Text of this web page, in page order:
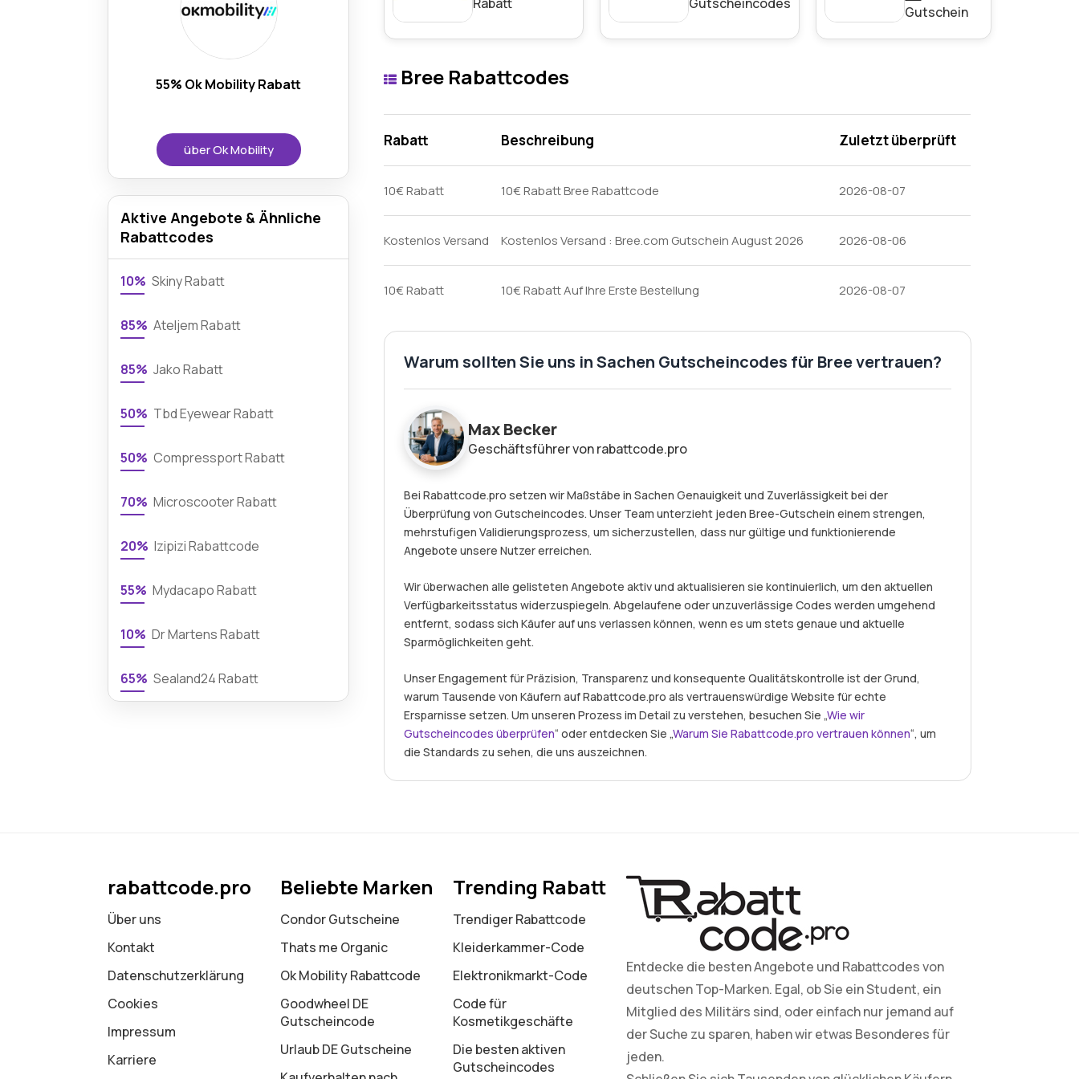
Gutschein
Bree Rabattcodes
Rabatt Beschreibung Zuletzt überprüft
10€ Rabatt 10€ Rabatt Bree Rabattcode 2026-08-07
Kostenlos Versand Kostenlos Versand : Bree.com Gutschein August 2026 2026-08-06
10€ Rabatt 10€ Rabatt Auf Ihre Erste Bestellung 2026-08-07
Warum sollten Sie uns in Sachen Gutscheincodes für Bree vertrauen?
Max Becker
Geschäftsführer von rabattcode.pro
Bei Rabattcode.pro setzen wir Maßstäbe in Sachen Genauigkeit und Zuverlässigkeit bei der
Überprüfung von Gutscheincodes. Unser Team unterzieht jeden Bree-Gutschein einem strengen,
mehrstufigen Validierungsprozess, um sicherzustellen, dass nur gültige und funktionierende
Angebote unsere Nutzer erreichen.
Wir überwachen alle gelisteten Angebote aktiv und aktualisieren sie kontinuierlich, um den aktuellen
Verfügbarkeitsstatus widerzuspiegeln. Abgelaufene oder unzuverlässige Codes werden umgehend
entfernt, sodass sich Käufer auf uns verlassen können, wenn es um stets genaue und aktuelle
Sparmöglichkeiten geht.
Unser Engagement für Präzision, Transparenz und konsequente Qualitätskontrolle ist der Grund,
warum Tausende von Käufern auf Rabattcode.pro als vertrauenswürdige Website für echte
Ersparnisse setzen. Um unseren Prozess im Detail zu verstehen, besuchen Sie „Wie wir
Gutscheincodes überprüfen“ oder entdecken Sie „Warum Sie Rabattcode.pro vertrauen können“, um
die Standards zu sehen, die uns auszeichnen.
55% Ok Mobility Rabatt
über Ok Mobility
Aktive Angebote & Ähnliche
Rabattcodes
10% Skiny Rabatt
85% Ateljem Rabatt
85% Jako Rabatt
50% Tbd Eyewear Rabatt
50% Compressport Rabatt
70% Microscooter Rabatt
20% Izipizi Rabattcode
55% Mydacapo Rabatt
10% Dr Martens Rabatt
65% Sealand24 Rabatt
rabattcode.pro
Über uns
Kontakt
Datenschutz­erklärung
Cookies
Impressum
Karriere
Beliebte Marken
Condor Gutscheine
Thats me Organic
Ok Mobility Rabattcode
Goodwheel DE
Gutscheincode
Urlaub DE Gutscheine
Trending Rabatt
Trendiger Rabattcode
Kleiderkammer-Code
Elektronikmarkt-Code
Code für
Kosmetikgeschäfte
Die besten aktiven
Gutscheincodes
Entdecke die besten Angebote und Rabattcodes von
deutschen Top-Marken. Egal, ob Sie ein Student, ein
Mitglied des Militärs sind, oder einfach nur jemand auf
der Suche zu sparen, haben wir etwas Besonderes für
jeden.